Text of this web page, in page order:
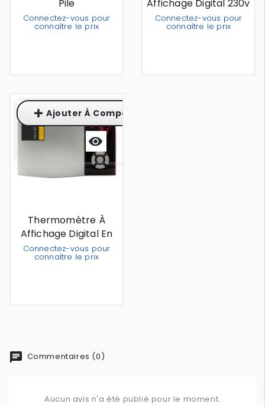
Pile
Connectez-vous pour
connaître le prix
Affichage Digital 230v
Connectez-vous pour
connaître le prix
Ajouter À Comparaison
Thermomètre À
Affichage Digital En
Applique
Connectez-vous pour
connaître le prix
chat Commentaires (0)
Aucun avis n'a été publié pour le moment.